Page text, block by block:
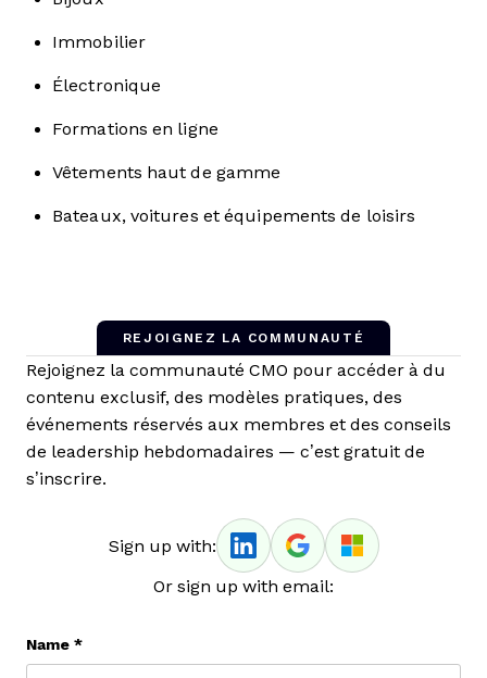
Immobilier
Électronique
Formations en ligne
Vêtements haut de gamme
Bateaux, voitures et équipements de loisirs
REJOIGNEZ LA COMMUNAUTÉ
Rejoignez la communauté CMO pour accéder à du
contenu exclusif, des modèles pratiques, des
événements réservés aux membres et des conseils
de leadership hebdomadaires — c’est gratuit de
s’inscrire.
Sign up with:
Or sign up with email:
Name *